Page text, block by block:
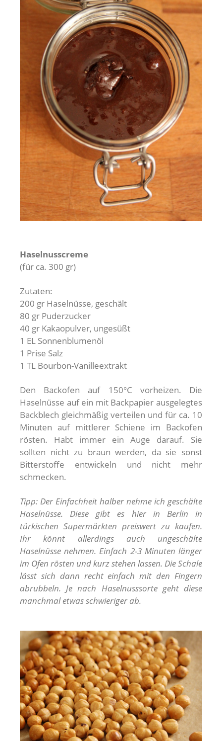
Haselnusscreme
(für ca. 300 gr)
Zutaten:
200 gr Haselnüsse, geschält
80 gr Puderzucker
40 gr Kakaopulver, ungesüßt
1 EL Sonnenblumenöl
1 Prise Salz
1 TL Bourbon-Vanilleextrakt
Den Backofen auf 150°C vorheizen. Die
Haselnüsse auf ein mit Backpapier ausgelegtes
Backblech gleichmäßig verteilen und für ca. 10
Minuten auf mittlerer Schiene im Backofen
rösten. Habt immer ein Auge darauf. Sie
sollten nicht zu braun werden, da sie sonst
Bitterstoffe entwickeln und nicht mehr
schmecken.
Tipp: Der Einfachheit halber nehme ich geschälte
Haselnüsse. Diese gibt es hier in Berlin in
türkischen Supermärkten preiswert zu kaufen.
Ihr könnt allerdings auch ungeschälte
Haselnüsse nehmen. Einfach 2-3 Minuten länger
im Ofen rösten und kurz stehen lassen. Die Schale
lässt sich dann recht einfach mit den Fingern
abrubbeln. Je nach Haselnusssorte geht diese
manchmal etwas schwieriger ab.